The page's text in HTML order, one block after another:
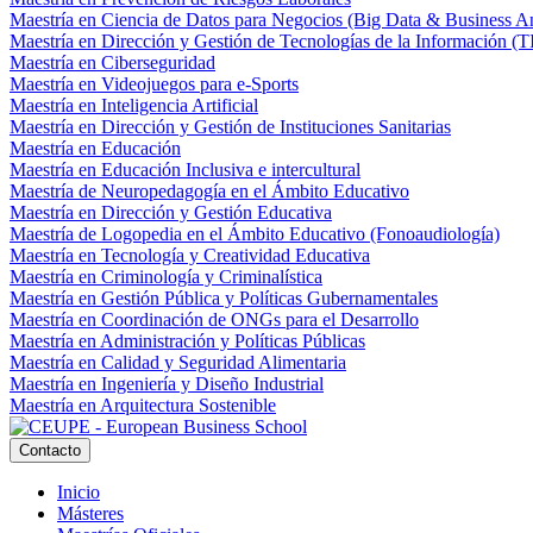
Maestría en Ciencia de Datos para Negocios (Big Data & Business
Maestría en Dirección y Gestión de Tecnologías de la Información
Maestría en Ciberseguridad
Maestría en Videojuegos para e-Sports
Maestría en Inteligencia Artificial
Maestría en Dirección y Gestión de Instituciones Sanitarias
Maestría en Educación
Maestría en Educación Inclusiva e intercultural
Maestría de Neuropedagogía en el Ámbito Educativo
Maestría en Dirección y Gestión Educativa
Maestría de Logopedia en el Ámbito Educativo (Fonoaudiología)
Maestría en Tecnología y Creatividad Educativa
Maestría en Criminología y Criminalística
Maestría en Gestión Pública y Políticas Gubernamentales
Maestría en Coordinación de ONGs para el Desarrollo
Maestría en Administración y Políticas Públicas
Maestría en Calidad y Seguridad Alimentaria
Maestría en Ingeniería y Diseño Industrial
Maestría en Arquitectura Sostenible
Contacto
Inicio
Másteres